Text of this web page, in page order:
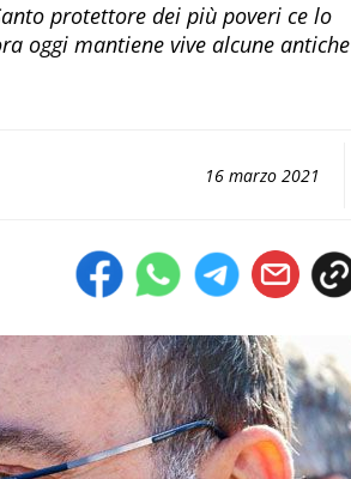
protettore dei più poveri ce lo
oggi mantiene vive alcune antiche
16 marzo 2021